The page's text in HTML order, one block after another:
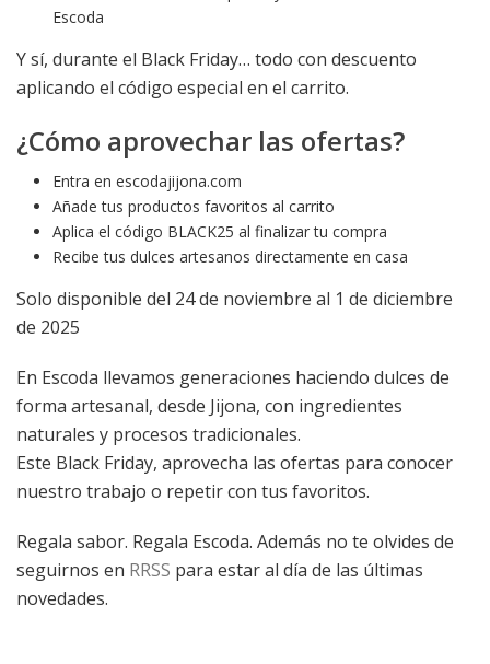
Escoda
Y sí, durante el Black Friday… todo con descuento
aplicando el código especial en el carrito.
¿Cómo aprovechar las ofertas?
Entra en escodajijona.com
Añade tus productos favoritos al carrito
Aplica el código BLACK25 al finalizar tu compra
Recibe tus dulces artesanos directamente en casa
Solo disponible del 24 de noviembre al 1 de diciembre
de 2025
En Escoda llevamos generaciones haciendo dulces de
forma artesanal, desde Jijona, con ingredientes
naturales y procesos tradicionales.
Este Black Friday, aprovecha las ofertas para conocer
nuestro trabajo o repetir con tus favoritos.
Regala sabor. Regala Escoda. Además no te olvides de
seguirnos en RRSS para estar al día de las últimas
novedades.